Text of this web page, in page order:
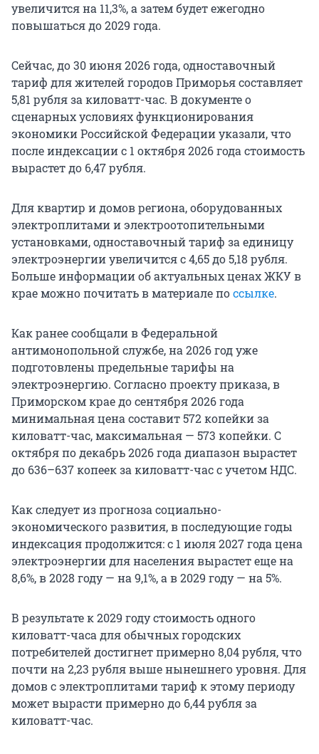
увеличится на 11,3%, а затем будет ежегодно
повышаться до 2029 года.
Сейчас, до 30 июня 2026 года, одноставочный
тариф для жителей городов Приморья составляет
5,81 рубля за киловатт-час. В документе о
сценарных условиях функционирования
экономики Российской Федерации указали, что
после индексации с 1 октября 2026 года стоимость
вырастет до 6,47 рубля.
Для квартир и домов региона, оборудованных
электроплитами и электроотопительными
установками, одноставочный тариф за единицу
электроэнергии увеличится с 4,65 до 5,18 рубля.
Больше информации об актуальных ценах ЖКУ в
крае можно почитать в материале поссылке.
Как ранее сообщали в Федеральной
антимонопольной службе, на 2026 год уже
подготовлены предельные тарифы на
электроэнергию. Согласно проекту приказа, в
Приморском крае до сентября 2026 года
минимальная цена составит 572 копейки за
киловатт-час, максимальная — 573 копейки. С
октября по декабрь 2026 года диапазон вырастет
до 636–637 копеек за киловатт-час с учетом НДС.
Как следует из прогноза социально-
экономического развития, в последующие годы
индексация продолжится: с 1 июля 2027 года цена
электроэнергии для населения вырастет еще на
8,6%, в 2028 году — на 9,1%, а в 2029 году — на 5%.
В результате к 2029 году стоимость одного
киловатт-часа для обычных городских
потребителей достигнет примерно 8,04 рубля, что
почти на 2,23 рубля выше нынешнего уровня. Для
домов с электроплитами тариф к этому периоду
может вырасти примерно до 6,44 рубля за
киловатт-час.